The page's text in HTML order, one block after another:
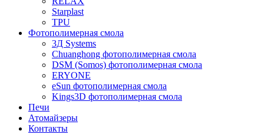
Starplast
TPU
Фотополимерная смола
3Д Systems
Chuanghong фотополимерная смола
DSM (Somos) фотополимерная смола
ERYONE
eSun фотополимерная смола
Kings3D фотополимерная смола
Печи
Атомайзеры
Контакты